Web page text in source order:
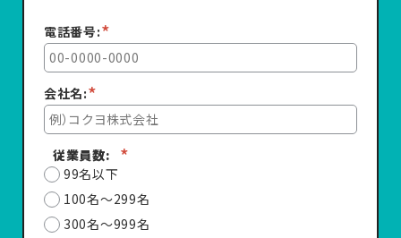
*
電話番号:
*
会社名:
*
従業員数:
99名以下
100名～299名
300名～999名